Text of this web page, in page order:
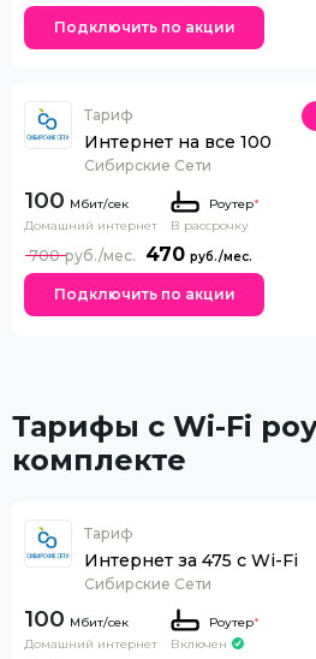
Подключить по акции
Тариф
Интернет на все 100
Сибирские Сети
100
Домашний интернет
Роутер*
В рассрочку
470
700
Подключить по акции
Тарифы с Wi-Fi
комплекте
Тариф
Интернет за 475 с Wi-Fi
Сибирские Сети
100
Домашний интернет
Роутер*
Включен